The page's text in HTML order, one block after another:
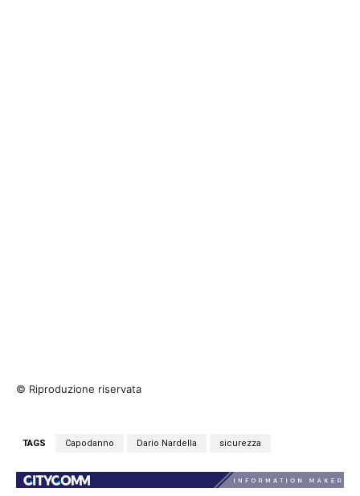
© Riproduzione riservata
TAGS Capodanno Dario Nardella sicurezza